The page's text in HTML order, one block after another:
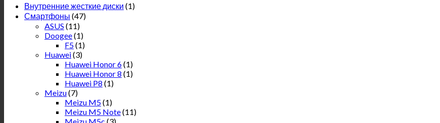
Внутренние жесткие диски (1)
Смартфоны (47)
ASUS (11)
Doogee(1)
F5(1)
Huawei(3)
Huawei Honor 6(1)
Huawei Honor 8 (1)
Huawei P8 (1)
Meizu(7)
Meizu M5(1)
Meizu M5 Note(11)